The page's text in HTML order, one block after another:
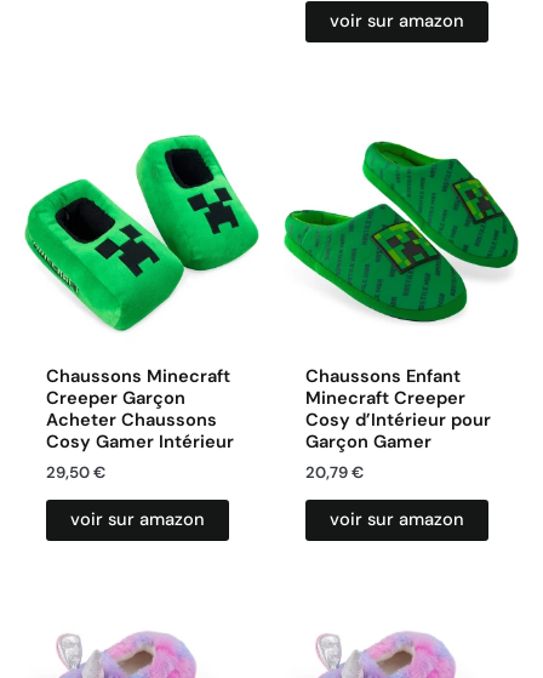
voir sur amazon
Chaussons Minecraft
Creeper Garçon
Acheter Chaussons
Cosy Gamer Intérieur
29,50€
voir sur amazon
Chaussons Enfant
Minecraft Creeper
Cosy d’Intérieur pour
Garçon Gamer
20,79€
voir sur amazon